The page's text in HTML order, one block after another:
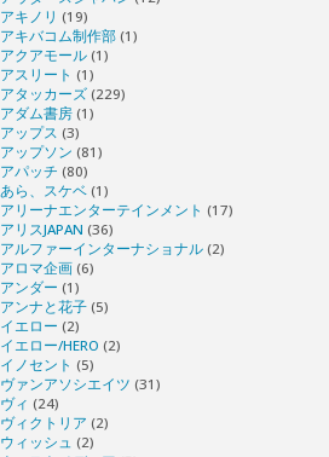
アキノリ (19)
アキバコム制作部 (1)
アクアモール (1)
アスリート (1)
アタッカーズ (229)
アダム書房 (1)
アップス (3)
アップソン (81)
アパッチ (80)
あら、スケベ (1)
アリーナエンターテインメント (17)
アリスJAPAN (36)
アルファーインターナショナル (2)
アロマ企画 (6)
アンダー (1)
アンナと花子 (5)
イエロー (2)
イエロー/HERO (2)
イノセント (5)
ヴァンアソシエイツ (31)
ヴィ (24)
ヴィクトリア (2)
ウィッシュ (2)